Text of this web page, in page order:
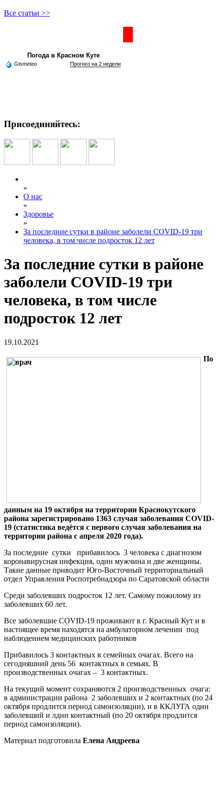
Все статьи >>
Погода в Красном Куте
Gismeteo Прогноз на 2 недели
Присоединяйтесь:
»
О нас
»
Здоровье
»
За последние сутки в районе заболели COVID-19 три
человека, в том числе подросток 12 лет
За последние сутки в районе
заболели COVID-19 три
человека, в том числе
подросток 12 лет
19.10.2021
По
данным на 19 октября на территории Краснокутского
района зарегистрировано 1363 случая заболевания COVID-
19 (статистика ведётся с первого случая заболевания на
территории района с апреля 2020 года).
За последние сутки прибавилось 3 человека с диагнозом
коронавирусная инфекция, один мужчина и две женщины.
Такие данные приводит Юго-Восточный территориальный
отдел Управления Роспотребнадзора по Саратовской области
Среди заболевших подросток 12 лет. Самому пожилому из
заболевших 60 лет.
Все заболевшие COVID-19 проживают в г. Красный Кут и в
настоящее время находятся на амбулаторном лечении под
наблюдением медицинских работников
Прибавилось 3 контактных в семейных очагах. Всего на
сегодняшний день 56 контактных в семьях. В
производственных очагах – 3 контактных.
На текущий момент сохраняются 2 производственных очага:
в администрации района 2 заболевших и 2 контактных (по 24
октября продлится период самоизоляции), и в ККЛУГА один
заболевший и лдин контактный (по 20 октября продлится
период самоизоляции).
Материал подготовила Елена Андреева